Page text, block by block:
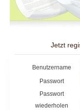
Jetzt
Benutzername
Passwort
Passwort
wiederholen